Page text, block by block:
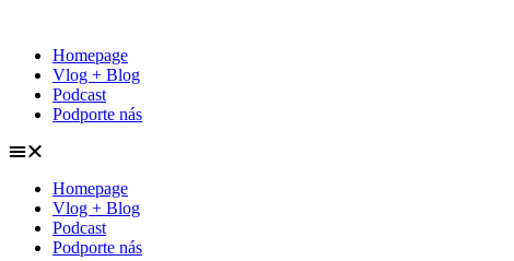
obsah
Homepage
Vlog + Blog
Podcast
Podporte nás
Homepage
Vlog + Blog
Podcast
Podporte nás